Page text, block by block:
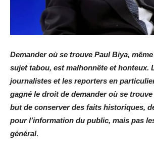
Demander où se trouve Paul Biya,
sujet tabou, est malhonnête et honteux.
journalistes et les reporters en
gagné le droit de demander où se
but de conserver des faits historiques,
pour l’information du public, mais pas
général.